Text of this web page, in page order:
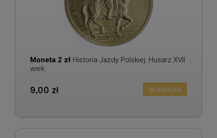
Moneta 2 zł Historia Jazdy Polskiej: Husarz XVII
wiek
9,00 zł do koszyka